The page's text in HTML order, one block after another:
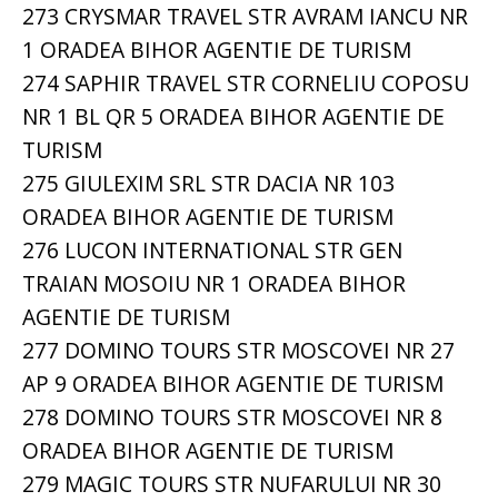
273 CRYSMAR TRAVEL STR AVRAM IANCU NR
1 ORADEA BIHOR AGENTIE DE TURISM
274 SAPHIR TRAVEL STR CORNELIU COPOSU
NR 1 BL QR 5 ORADEA BIHOR AGENTIE DE
TURISM
275 GIULEXIM SRL STR DACIA NR 103
ORADEA BIHOR AGENTIE DE TURISM
276 LUCON INTERNATIONAL STR GEN
TRAIAN MOSOIU NR 1 ORADEA BIHOR
AGENTIE DE TURISM
277 DOMINO TOURS STR MOSCOVEI NR 27
AP 9 ORADEA BIHOR AGENTIE DE TURISM
278 DOMINO TOURS STR MOSCOVEI NR 8
ORADEA BIHOR AGENTIE DE TURISM
279 MAGIC TOURS STR NUFARULUI NR 30